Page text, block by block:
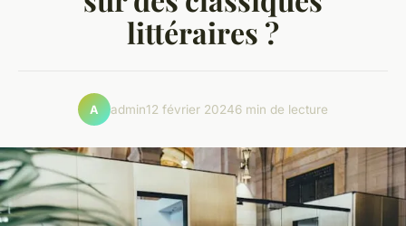
littéraires ?
A admin12 février 20246 min de lecture